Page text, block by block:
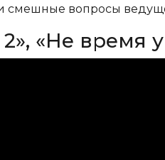
смешные вопросы
«Не время